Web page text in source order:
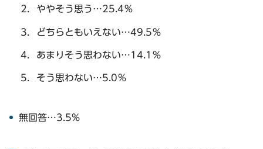
ややそう思う…25.4％
どちらともいえない…49.5％
あまりそう思わない…14.1％
そう思わない…5.0％
無回答…3.5%